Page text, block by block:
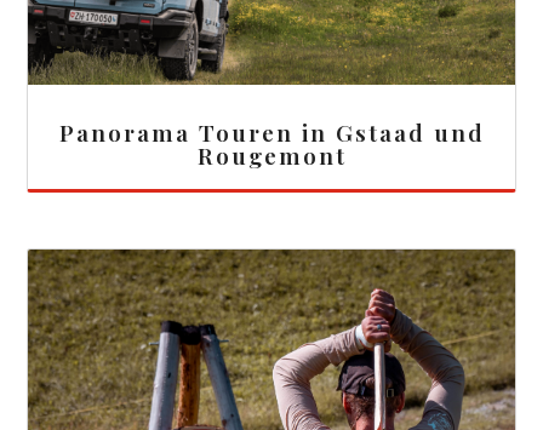
Panorama Touren in Gstaad und
Rougemont